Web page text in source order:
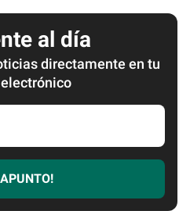
al día
directamente en tu